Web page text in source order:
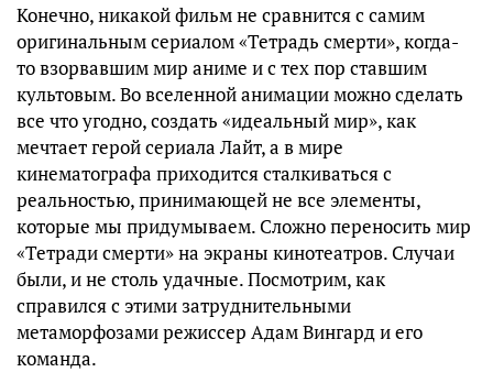
Конечно, никакой фильм не сравнится с самим
оригинальным сериалом «Тетрадь смерти», когда-
то взорвавшим мир аниме и с тех пор ставшим
культовым. Во вселенной анимации можно сделать
все что угодно, создать «идеальный мир», как
мечтает герой сериала Лайт, а в мире
кинематографа приходится сталкиваться с
реальностью, принимающей не все элементы,
которые мы придумываем. Сложно переносить мир
«Тетради смерти» на экраны кинотеатров. Случаи
были, и не столь удачные. Посмотрим, как
справился с этими затруднительными
метаморфозами режиссер Адам Вингард и его
команда.